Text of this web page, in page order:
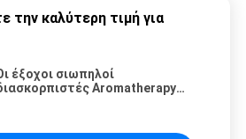
την καλύτερη τιμή για
έξοχοι σιωπηλοί
Aromatherapy
μυρωδιάς αέρα